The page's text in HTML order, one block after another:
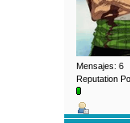
Mensajes: 6
Reputation